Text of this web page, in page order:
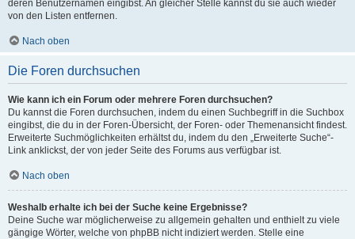
deren Benutzernamen eingibst. An gleicher Stelle kannst du sie auch wieder
von den Listen entfernen.
Nach oben
Die Foren durchsuchen
Wie kann ich ein Forum oder mehrere Foren durchsuchen?
Du kannst die Foren durchsuchen, indem du einen Suchbegriff in die Suchbox
eingibst, die du in der Foren-Übersicht, der Foren- oder Themenansicht findest.
Erweiterte Suchmöglichkeiten erhältst du, indem du den „Erweiterte Suche“-
Link anklickst, der von jeder Seite des Forums aus verfügbar ist.
Nach oben
Weshalb erhalte ich bei der Suche keine Ergebnisse?
Deine Suche war möglicherweise zu allgemein gehalten und enthielt zu viele
gängige Wörter, welche von phpBB nicht indiziert werden. Stelle eine